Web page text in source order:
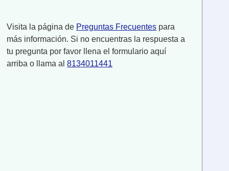
Visita la página de Preguntas Frecuentes para
más información. Si no encuentras la respuesta a
tu pregunta por favor llena el formulario aquí
arriba o llama al 8134011441